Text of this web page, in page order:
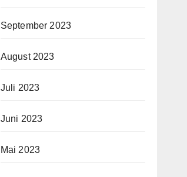
September 2023
August 2023
Juli 2023
Juni 2023
Mai 2023